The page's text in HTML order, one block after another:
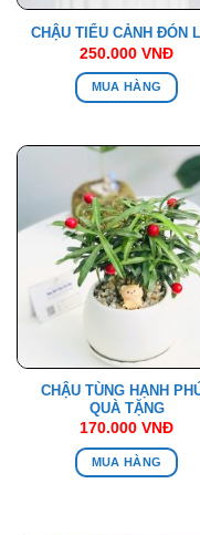
CHẬU TIỂU CẢNH ĐÓN
250.000 VNĐ
MUA HÀNG
CHẬU TÙNG HẠNH
QUÀ TẶNG
170.000 VNĐ
MUA HÀNG